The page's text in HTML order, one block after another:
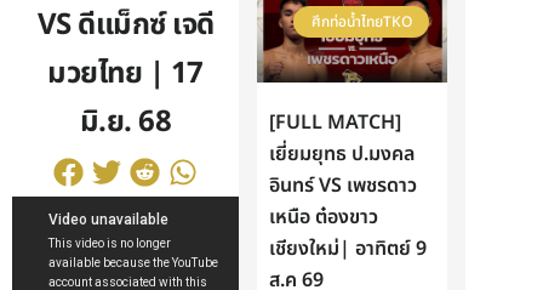
VS ดีแม็กซ์ เจดี
มวยไทย | 17
มิ.ย. 68
ศึกท่อน้ำไทยTKO
[FULL MATCH]
เยี่ยมยุทธ ป.มงคล
อินทร์ VS เพชรดาว
เหนือ ต๋องขาว
เชียงใหม่| อาทิตย์ 9
ส.ค 69